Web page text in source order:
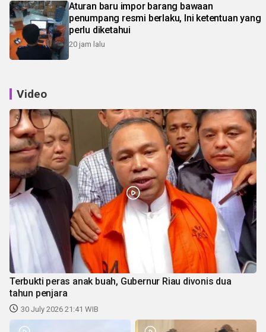
Aturan baru impor barang bawaan
penumpang resmi berlaku, Ini ketentuan yang
perlu diketahui
20 jam lalu
Video
Terbukti peras anak buah, Gubernur Riau divonis dua
tahun penjara
30 July 2026 21:41 WIB